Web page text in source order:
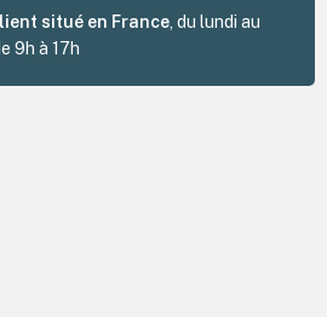
situé en France , du lundi au
9h à 17h